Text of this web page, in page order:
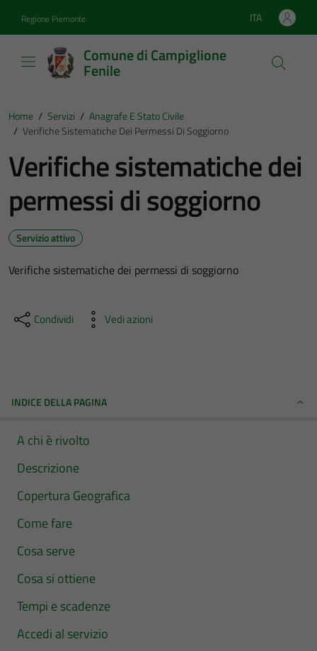
Regione Piemonte Lingua attiva:
ITA
Comune di Campiglione
Fenile
Home / Servizi / Anagrafe E Stato Civile
/ Verifiche Sistematiche Dei Permessi Di Soggiorno
Verifiche sistematiche dei
permessi di soggiorno
Servizio attivo
Verifiche sistematiche dei permessi di soggiorno
Condividi Vedi azioni
INDICE DELLA PAGINA
A chi è rivolto
Descrizione
Copertura Geografica
Come fare
Cosa serve
Cosa si ottiene
Tempi e scadenze
Accedi al servizio